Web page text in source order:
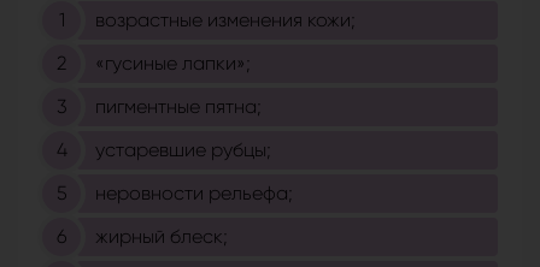
возрастные изменения кожи;
«гусиные лапки»;
пигментные пятна;
устаревшие рубцы;
неровности рельефа;
жирный блеск;